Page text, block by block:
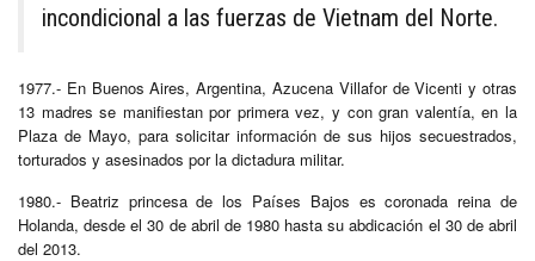
incondicional a las fuerzas de Vietnam del Norte.
1977.- En Buenos Aires, Argentina, Azucena Villafor de Vicenti y otras
13 madres se manifiestan por primera vez, y con gran valentía, en la
Plaza de Mayo, para solicitar información de sus hijos secuestrados,
torturados y asesinados por la dictadura militar.
1980.- Beatriz princesa de los Países Bajos es coronada reina de
Holanda, desde el 30 de abril de 1980 hasta su abdicación el 30 de abril
del 2013.